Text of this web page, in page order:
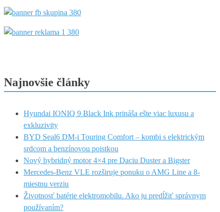
Najnovšie články
Hyundai IONIQ 9 Black Ink prináša ešte viac luxusu a
exkluzivity
BYD Seal6 DM-i Touring Comfort – kombi s elektrickým
srdcom a benzínovou poistkou
Nový hybridný motor 4×4 pre Daciu Duster a Bigster
Mercedes-Benz VLE rozširuje ponuku o AMG Line a 8-
miestnu verziu
Životnosť batérie elektromobilu. Ako ju predĺžiť správnym
používaním?